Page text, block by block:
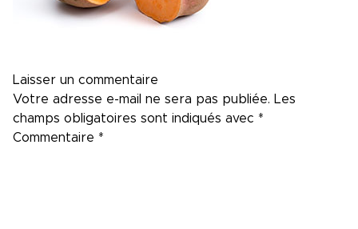
Laisser un commentaire
Votre adresse e-mail ne sera pas publiée. Les
champs obligatoires sont indiqués avec *
Commentaire *